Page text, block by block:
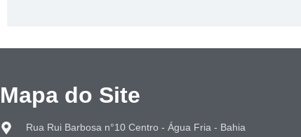
Mapa do Site
Rua Rui Barbosa n°10 Centro - Água Fria - Bahia